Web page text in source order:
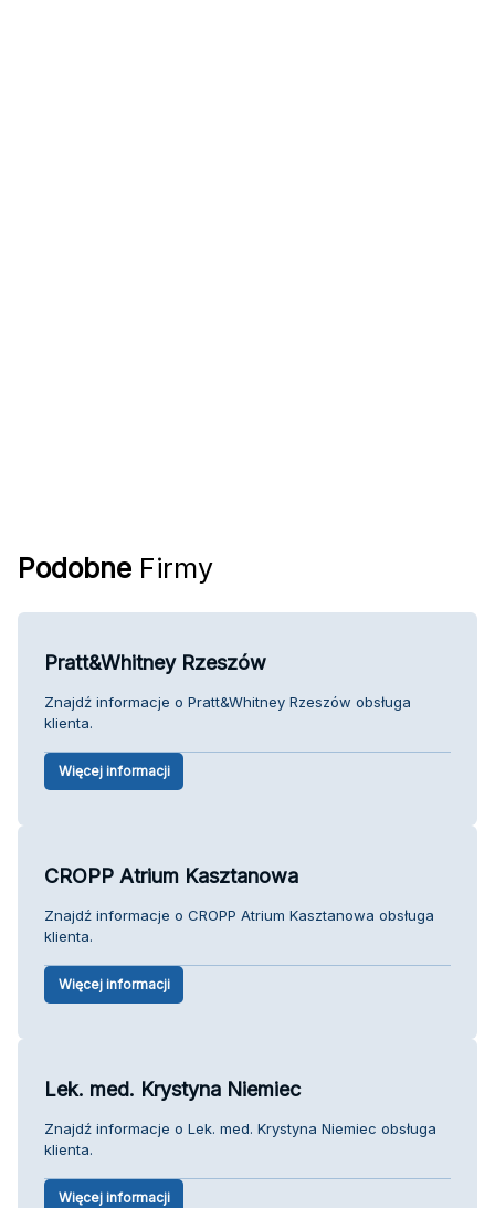
Podobne Firmy
Pratt&Whitney Rzeszów
Znajdź informacje o Pratt&Whitney Rzeszów obsługa
klienta.
Więcej informacji
CROPP Atrium Kasztanowa
Znajdź informacje o CROPP Atrium Kasztanowa obsługa
klienta.
Więcej informacji
Lek. med. Krystyna Niemiec
Znajdź informacje o Lek. med. Krystyna Niemiec obsługa
klienta.
Więcej informacji